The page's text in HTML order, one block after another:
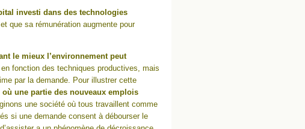
investi dans des technologies
que sa rémunération augmente pour
le mieux l’environnement peut
fonction des techniques productives, mais
par la demande. Pour illustrer cette
où une partie des nouveaux emplois
une société où tous travaillent comme
si une demande consent à débourser le